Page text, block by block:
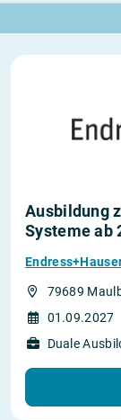
Ausbildung
Systeme ab
79689
01.09.2027
Duale